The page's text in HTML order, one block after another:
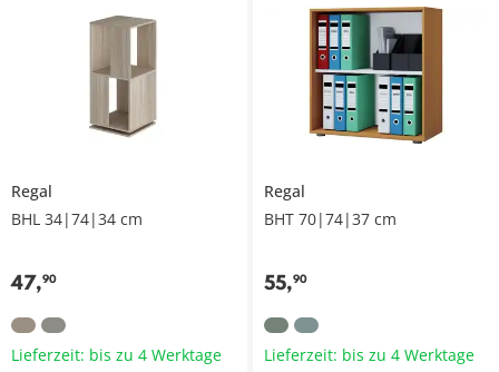
Regal
BHL 34|74|34 cm
47,90
Lieferzeit: bis zu 4 Werktage
Regal
BHT 70|74|37 cm
55,90
Lieferzeit: bis zu 4 Werktage